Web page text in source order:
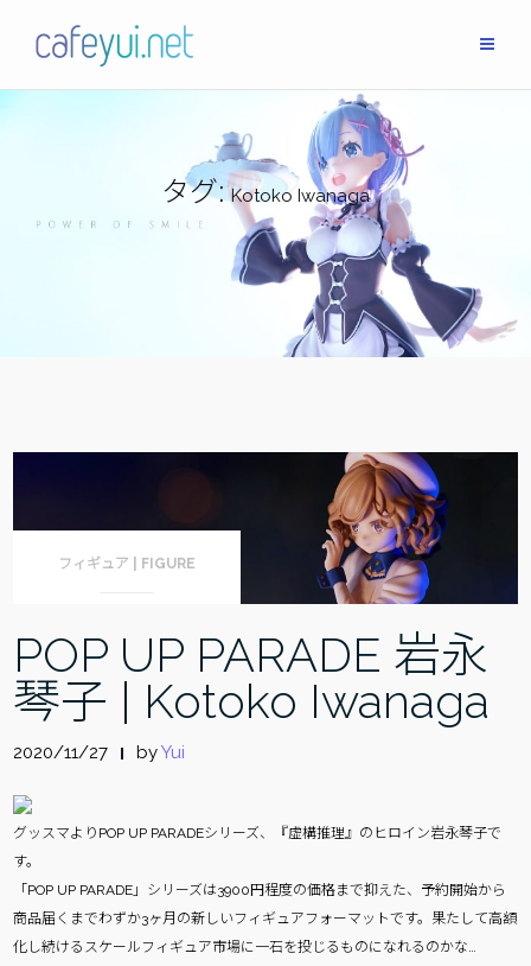
タグ:Kotoko Iwanaga
フィギュア | FIGURE
POP UP PARADE 岩永
琴子 | Kotoko Iwanaga
2020/11/27 byYui
グッスマよりPOP UP PARADEシリーズ、『虚構推理』のヒロイン岩永琴子で
す。
「POP UP PARADE」シリーズは3900円程度の価格まで抑えた、予約開始から
商品届くまでわずか3ヶ月の新しいフィギュアフォーマットです。果たして高額
化し続けるスケールフィギュア市場に一石を投じるものになれるのかな…